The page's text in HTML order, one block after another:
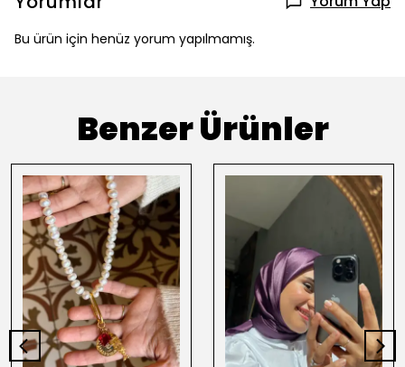
Bu ürün için henüz yorum yapılmamış.
Benzer Ürünler